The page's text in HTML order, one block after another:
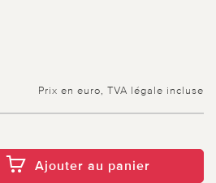
Prix en euro, TVA légale incluse
Ajouter au panier